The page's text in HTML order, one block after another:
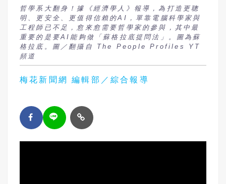
哲學系大翻身！據《經濟學人》報導，為打造更聰
明、更安全、更值得信賴的AI，單靠電腦科學家與
工程師已不足，愈來愈需要哲學家的參與，其中最
重要的是要AI能夠做「蘇格拉底提問法」。圖為蘇
格拉底。圖／翻攝自 The People Profiles YT
頻道
梅花新聞網 編輯部／綜合報導